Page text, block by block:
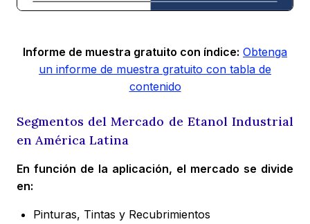
Informe de muestra gratuito con índice: Obtenga
un informe de muestra gratuito con tabla de
contenido
Segmentos del Mercado de Etanol Industrial
en América Latina
En función de la aplicación, el mercado se divide
en:
Pinturas, Tintas y Recubrimientos